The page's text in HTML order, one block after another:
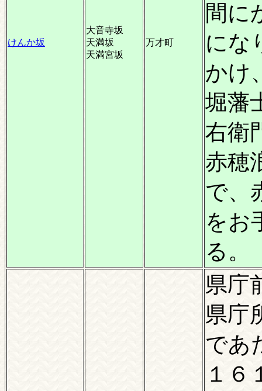
けんか坂
大音寺坂
天満坂
天満宮坂
万才町
間に
にな
かけ
堀藩
右衛
赤穂
で、
をお
る。
県庁
県庁
であ
１６